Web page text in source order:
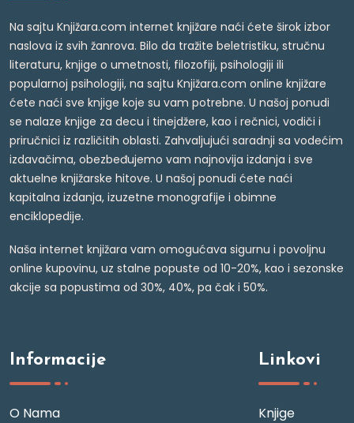
Na sajtu Knjižara.com internet knjižare naći ćete širok izbor
naslova iz svih žanrova. Bilo da tražite beletristiku, stručnu
literaturu, knjige o umetnosti, filozofiji, psihologiji ili
popularnoj psihologiji, na sajtu Knjižara.com online knjižare
ćete naći sve knjige koje su vam potrebne. U našoj ponudi
se nalaze knjige za decu i tinejdžere, kao i rečnici, vodiči i
priručnici iz različitih oblasti. Zahvaljujući saradnji sa vodećim
izdavačima, obezbeđujemo vam najnovija izdanja i sve
aktuelne knjižarske hitove. U našoj ponudi ćete naći
kapitalna izdanja, izuzetne monografije i obimne
enciklopedije.
Naša internet knjižara vam omogućava sigurnu i povoljnu
online kupovinu, uz stalne popuste od 10-20%, kao i sezonske
akcije sa popustima od 30%, 40%, pa čak i 50%.
Informacije
O Nama
Linkovi
Knjige